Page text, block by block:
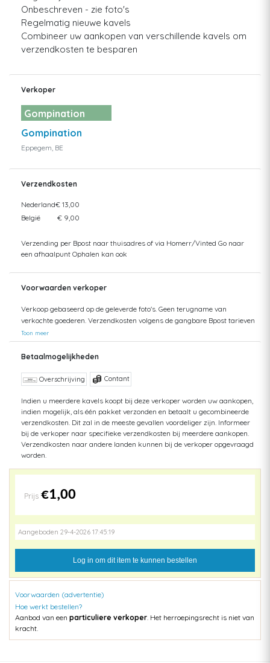
Onbeschreven - zie foto's
Regelmatig nieuwe kavels
Combineer uw aankopen van verschillende kavels om
verzendkosten te besparen
Verkoper
Gompination
Gompination
Eppegem, BE
Verzendkosten
Nederland€ 13,00
België
€ 9,00
Verzending per Bpost naar thuisadres of via Homerr/Vinted Go naar
een afhaalpunt Ophalen kan ook
Voorwaarden verkoper
Verkoop gebaseerd op de geleverde foto's. Geen terugname van
verkochte goederen. Verzendkosten volgens de gangbare Bpost tarieven
Toon meer
Betaalmogelijkheden
Overschrijving Contant
Indien u meerdere kavels koopt bij deze verkoper worden uw aankopen,
indien mogelijk, als één pakket verzonden en betaalt u gecombineerde
verzendkosten. Dit zal in de meeste gevallen voordeliger zijn. Informeer
bij de verkoper naar specifieke verzendkosten bij meerdere aankopen.
Verzendkosten naar andere landen kunnen bij de verkoper opgevraagd
worden.
Prijs €1,00
Aangeboden 29-4-2026 17:45:19
Log in om dit item te kunnen bestellen
Voorwaarden (advertentie)
Hoe werkt bestellen?
Aanbod van een particuliere verkoper. Het herroepingsrecht is niet van
kracht.